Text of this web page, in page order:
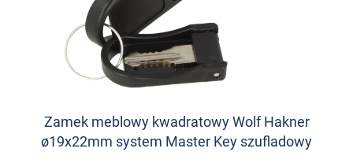
Zamek meblowy kwadratowy Wolf Hakner
ø19x22mm system Master Key szufladowy